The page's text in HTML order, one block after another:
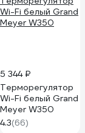
5 344 ₽
Терморегулятор
Wi-Fi белый Grand
Meyer W350
4.3(66)